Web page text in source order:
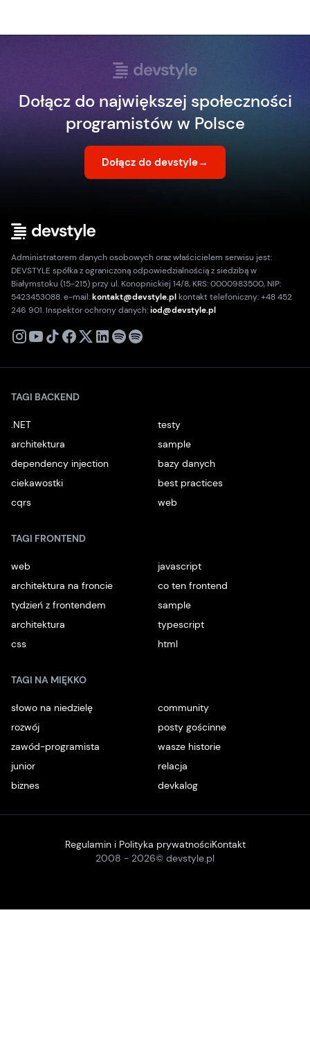
Dołącz do największej społeczności
programistów w Polsce
Dołącz do devstyle→
Administratorem danych osobowych oraz właścicielem serwisu jest:
DEVSTYLE spółka z ograniczoną odpowiedzialnością z siedzibą w
Białymstoku (15-215) przy ul. Konopnickiej 14/8, KRS: 0000983500, NIP:
5423453088. e-mail:kontakt@devstyle.plkontakt telefoniczny: +48 452
246 901. Inspektor ochrony danych:iod@devstyle.pl
X
TAGI BACKEND
.NET
testy
architektura
sample
dependency injection
bazy danych
ciekawostki
best practices
cqrs
web
TAGI FRONTEND
web
javascript
architektura na froncie
co ten frontend
tydzień z frontendem
sample
architektura
typescript
css
html
TAGI NA MIĘKKO
słowo na niedzielę
community
rozwój
posty gościnne
zawód-programista
wasze historie
junior
relacja
biznes
devkalog
2008 - 2026© devstyle.pl
Regulamin i Polityka prywatnościKontakt